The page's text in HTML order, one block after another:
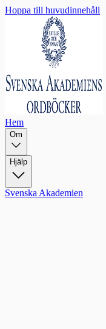
Hoppa till huvudinnehåll
Hem
Om
Hjälp
Svenska Akademien